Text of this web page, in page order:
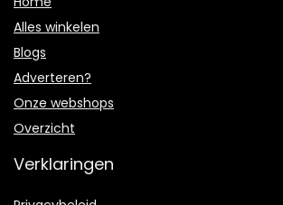
Alles winkelen
Blogs
Adverteren?
Onze webshops
Overzicht
Verklaringen